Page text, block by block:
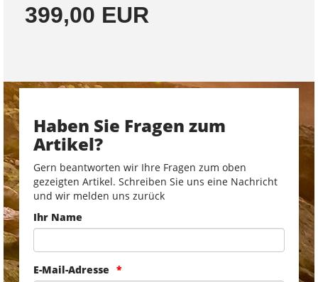
399,00 EUR
Haben Sie Fragen zum
Artikel?
Gern beantworten wir Ihre Fragen zum oben
gezeigten Artikel. Schreiben Sie uns eine Nachricht
und wir melden uns zurück
Ihr Name
E-Mail-Adresse